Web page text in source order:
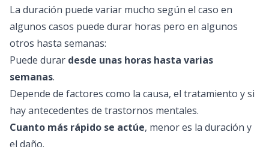
La duración puede variar mucho según el caso en
algunos casos puede durar horas pero en algunos
otros hasta semanas:
Puede durar desde unas horas hasta varias
semanas.
Depende de factores como la causa, el tratamiento y si
hay antecedentes de trastornos mentales.
Cuanto más rápido se actúe, menor es la duración y
el daño.